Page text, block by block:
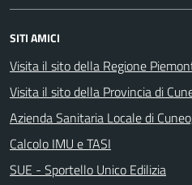
SITI AMICI
Visita il sito della Regione
Visita il sito della Provincia di
Azienda Sanitaria Locale di
Calcolo IMU e TASI
SUE - Sportello Unico Edilizia